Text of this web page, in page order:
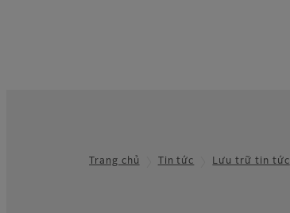
Trang chủ Tin tức Lưu trữ tin tức